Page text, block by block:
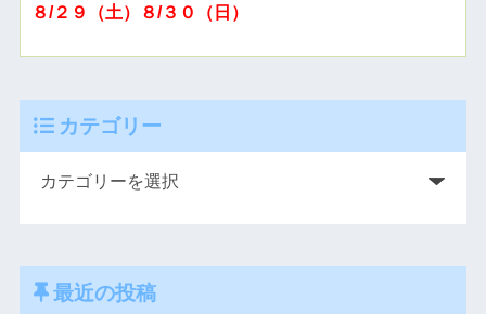
８/２９（土）８/３０（日）
カテゴリー
最近の投稿